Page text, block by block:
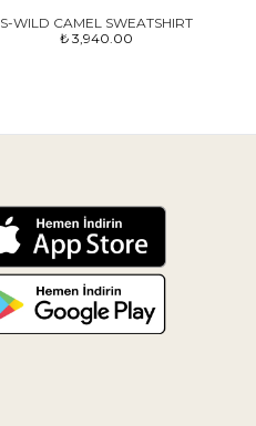
S-WILD CAMEL SWEATSHIRT
₺ 3,940.00